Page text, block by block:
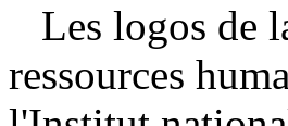
Les logos de
ressources